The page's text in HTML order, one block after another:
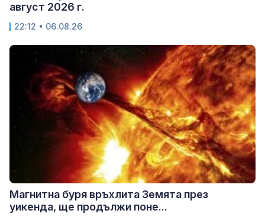
август 2026 г.
22:12 • 06.08.26
Магнитна буря връхлита Земята през
уикенда, ще продължи поне...